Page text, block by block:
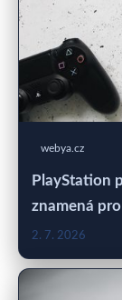
webya.cz
PlayStation
znamená
2. 7. 2026